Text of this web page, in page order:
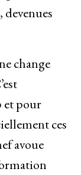
change
et pour
ces
avoue